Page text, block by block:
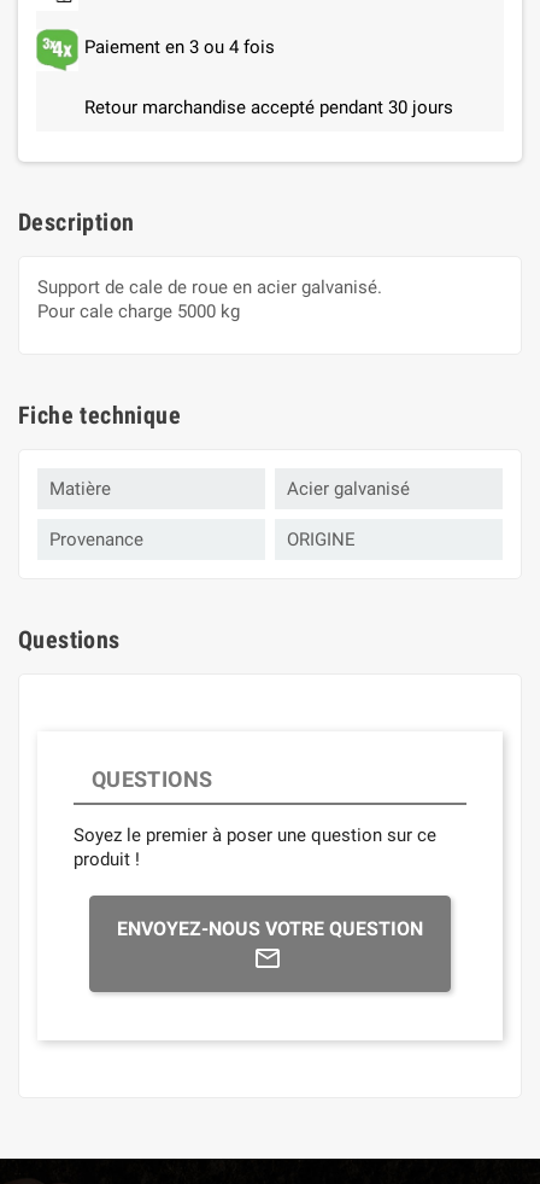
Paiement en 3 ou 4 fois
Retour marchandise accepté pendant 30 jours
Description
Support de cale de roue en acier galvanisé.
Pour cale charge 5000 kg
Fiche technique
Matière Acier galvanisé
Provenance ORIGINE
Questions
QUESTIONS
Soyez le premier à poser une question sur ce
produit !
ENVOYEZ-NOUS VOTRE QUESTION